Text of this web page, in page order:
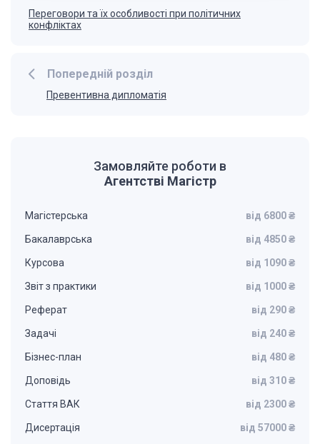
Попередній розділ
Превентивна дипломатія
Переговори та їх особливості при політичних
конфліктах
Замовляйте роботи в
Агентстві Магістр
Магістерська від 6800 ₴
Бакалаврська від 4850 ₴
Курсова від 1090 ₴
Звіт з практики від 1000 ₴
Реферат від 290 ₴
Задачі від 240 ₴
Бізнес-план від 480 ₴
Доповідь від 310 ₴
Стаття ВАК від 2300 ₴
Дисертація від 57000 ₴